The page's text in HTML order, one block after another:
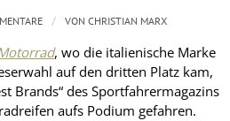
, wo die italienische Marke
auf den dritten Platz kam,
Brands“ des Sportfahrermagazins
aufs Podium gefahren.
/ VONCHRISTIAN MARX